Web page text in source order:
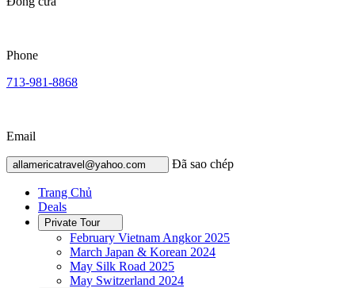
Phone
713-981-8868
Email
allamericatravel@yahoo.com Đã sao chép
Trang Chủ
Deals
Private Tour
February Vietnam Angkor 2025
March Japan & Korean 2024
May Silk Road 2025
May Switzerland 2024